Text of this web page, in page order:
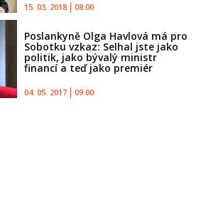
15. 03. 2018 08:00
Poslankyně Olga Havlová má pro
Sobotku vzkaz: Selhal jste jako
politik, jako bývalý ministr
financí a teď jako premiér
04. 05. 2017 09:00